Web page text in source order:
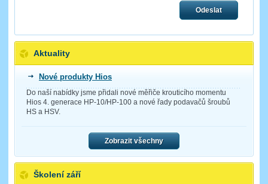
Odeslat
Aktuality
Nové produkty Hios
Do naší nabídky jsme přidali nové měřiče krouticího momentu
Hios 4. generace HP-10/HP-100 a nové řady podavačů šroubů
HS a HSV.
Zobrazit všechny
Školení září